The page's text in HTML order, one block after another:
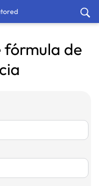
fórmula de